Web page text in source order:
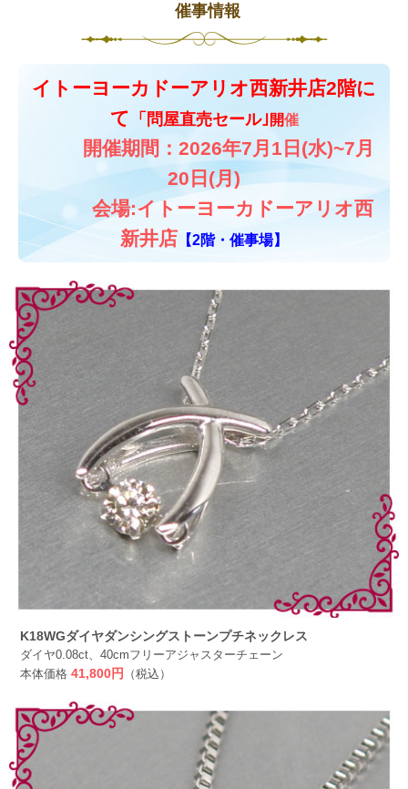
催事情報
イトーヨーカドーアリオ西新井店2階に
て 「問屋直売セール｣開催
開催期間：2026年7月1日(水)~7月
20日(月)
会場:イトーヨーカドーアリオ西
新井店 【2階・催事場】
K18WGダイヤダンシングストーンプチネックレス
ダイヤ0.08ct、40cmフリーアジャスターチェーン
本体価格 41,800円 （税込）